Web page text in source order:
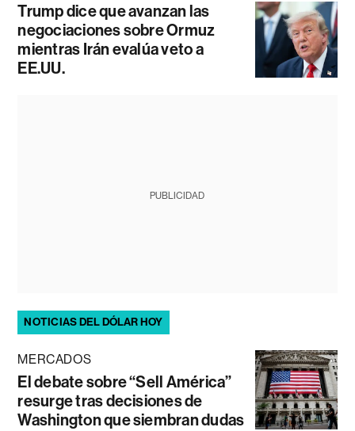
Trump dice que avanzan las
negociaciones sobre Ormuz
mientras Irán evalúa veto a
EE.UU.
PUBLICIDAD
NOTICIAS DEL DÓLAR HOY
MERCADOS
El debate sobre “Sell América”
resurge tras decisiones de
Washington que siembran dudas